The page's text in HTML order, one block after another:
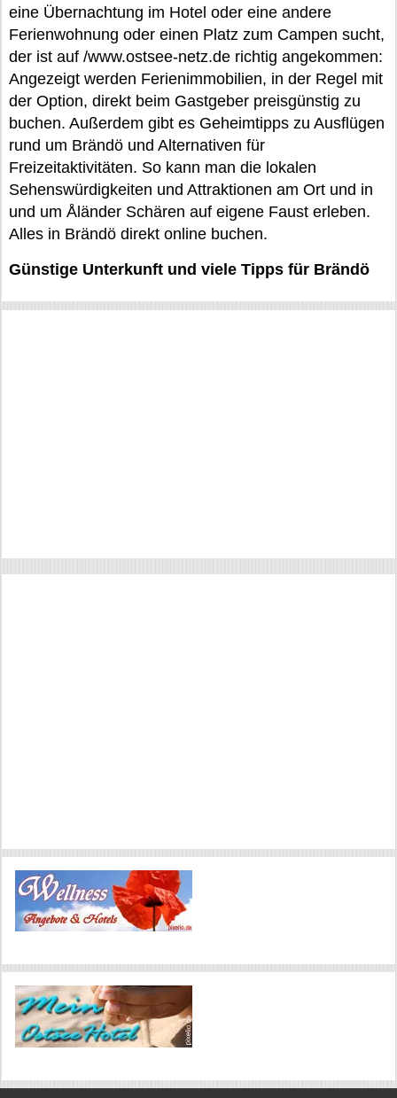
eine Übernachtung im Hotel oder eine andere
Ferienwohnung oder einen Platz zum Campen sucht,
der ist auf /www.ostsee-netz.de richtig angekommen:
Angezeigt werden Ferienimmobilien, in der Regel mit
der Option, direkt beim Gastgeber preisgünstig zu
buchen. Außerdem gibt es Geheimtipps zu Ausflügen
rund um Brändö und Alternativen für
Freizeitaktivitäten. So kann man die lokalen
Sehenswürdigkeiten und Attraktionen am Ort und in
und um Åländer Schären auf eigene Faust erleben.
Alles in Brändö direkt online buchen.
Günstige Unterkunft und viele Tipps für Brändö